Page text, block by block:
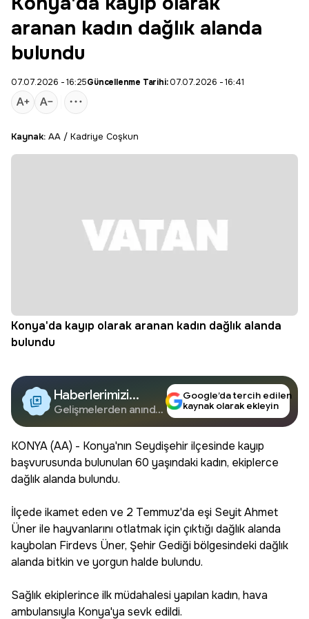
aranan kadın dağlık alanda
bulundu
07.07.2026 - 16:25Güncellenme Tarihi:07.07.2026 - 16:41
Kaynak: AA / Kadriye Coşkun
Konya'da kayıp olarak aranan kadın dağlık alanda
bulundu
Haberlerimizi
Google'da Takip
Edin
Gelişmelerden anında
Google’da tercih edilen
kaynak olarak ekleyin
KONYA (AA) - Konya'nın Seydişehir ilçesinde kayıp
başvurusunda bulunulan 60 yaşındaki kadın, ekiplerce
dağlık alanda bulundu.
İlçede ikamet eden ve 2 Temmuz'da eşi Seyit Ahmet
Üner ile hayvanlarını otlatmak için çıktığı dağlık alanda
kaybolan Firdevs Üner, Şehir Gediği bölgesindeki dağlık
alanda bitkin ve yorgun halde bulundu.
Sağlık ekiplerince ilk müdahalesi yapılan kadın, hava
ambulansıyla Konya'ya sevk edildi.